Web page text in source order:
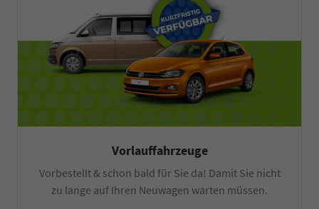
Vorlauffahrzeuge
Vorbestellt & schon bald für Sie da! Damit Sie nicht
zu lange auf Ihren Neuwagen warten müssen.